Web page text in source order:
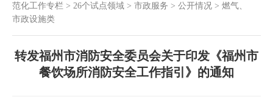
范化工作专栏 > 26个试点领域 > 市政服务 > 公开情况 > 燃气、
市政设施类
转发福州市消防安全委员会关于印发《福州市
餐饮场所消防安全工作指引》的通知